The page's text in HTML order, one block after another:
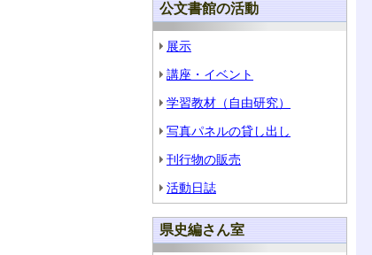
公文書館の活動
展示
講座・イベント
学習教材（自由研究）
写真パネルの貸し出し
刊行物の販売
活動日誌
県史編さん室